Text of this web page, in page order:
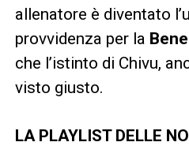
allenatore è diventato
provvidenza per la
che l’istinto di Chivu,
visto giusto.
LA PLAYLIST DELLE